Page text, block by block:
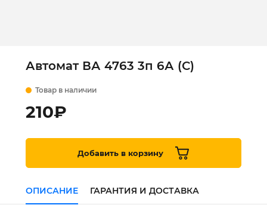
Автомат ВА 4763 3п 6А (С)
Товар в наличии
210₽
Добавить в корзину
ОПИСАНИЕ ГАРАНТИЯ И ДОСТАВКА